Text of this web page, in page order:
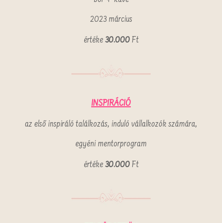
2023 március
értéke 30.000Ft
INSPIRÁCIÓ
az első inspiráló találkozás, induló vállalkozók számára,
egyéni mentorprogram
értéke 30.000Ft